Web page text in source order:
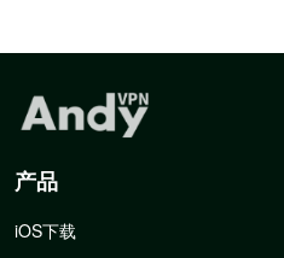
产品
iOS下载